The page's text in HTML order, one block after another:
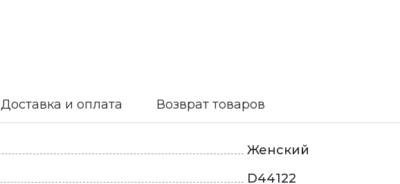
Доставка и оплата Возврат товаров
Женский
D44122